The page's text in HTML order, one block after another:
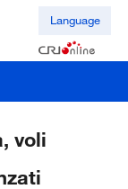
Language
voli